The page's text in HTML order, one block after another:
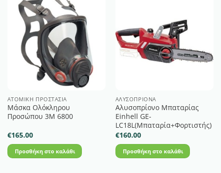
ΑΤΟΜΙΚΉ ΠΡΟΣΤΑΣΊΑ
Μάσκα Ολόκληρου
Προσώπου 3M 6800
€165.00
Προσθήκη στο καλάθι
ΑΛΥΣΟΠΡΊΟΝΑ
Αλυσοπρίονο Μπαταρίας
Einhell GE-
LC18L(Μπαταρία+Φορτιστής)
€160.00
Προσθήκη στο καλάθι